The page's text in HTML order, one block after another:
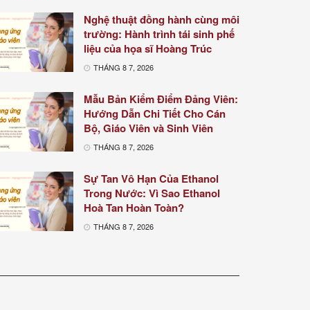
Nghệ thuật đồng hành cùng môi
trường: Hành trình tái sinh phế
liệu của họa sĩ Hoàng Trúc
THÁNG 8 7, 2026
Mẫu Bản Kiểm Điểm Đảng Viên:
Hướng Dẫn Chi Tiết Cho Cán
Bộ, Giáo Viên và Sinh Viên
THÁNG 8 7, 2026
Sự Tan Vô Hạn Của Ethanol
Trong Nước: Vì Sao Ethanol
Hoà Tan Hoàn Toàn?
THÁNG 8 7, 2026